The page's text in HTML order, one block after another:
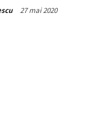
27 mai 2020